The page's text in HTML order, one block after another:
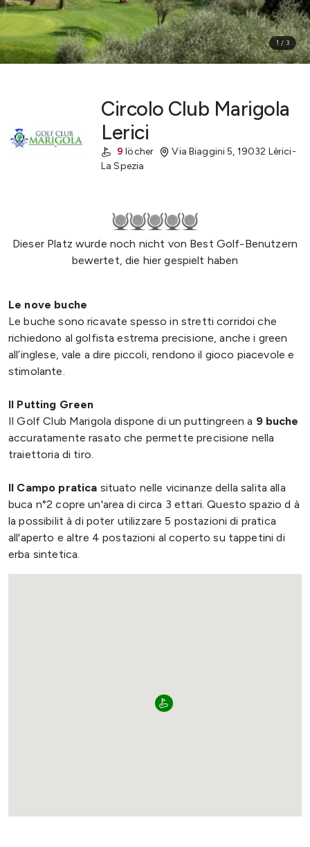
1 / 3
Circolo Club Marigola
Lerici
9 löcher Via Biaggini 5, 19032 Lèrici-
La Spezia
Dieser Platz wurde noch nicht von Best Golf-Benutzern
bewertet, die hier gespielt haben
Le nove buche
Le buche sono ricavate spesso in stretti corridoi che
richiedono al golfista estrema precisione, anche i green
all’inglese, vale a dire piccoli, rendono il gioco piacevole e
stimolante.
Il Putting Green
Il Golf Club Marigola dispone di un puttingreen a 9 buche
accuratamente rasato che permette precisione nella
traiettoria di tiro.
Il Campo pratica situato nelle vicinanze della salita alla
buca n°2 copre un'area di circa 3 ettari. Questo spazio d à
la possibilit à di poter utilizzare 5 postazioni di pratica
all'aperto e altre 4 postazioni al coperto su tappetini di
erba sintetica.